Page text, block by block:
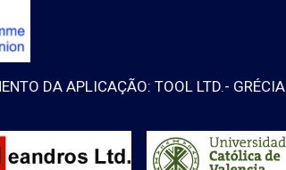
DA APLICAÇÃO: TOOL LTD.- GRÉCIA